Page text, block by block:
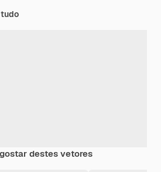
destes vetores